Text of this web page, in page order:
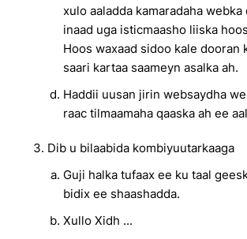
xulo aaladda kamaradaha webka
inaad uga isticmaasho liiska
Hoos waxaad sidoo kale dooran
saari kartaa saameyn asalka ah.
Haddii uusan jirin websaydha
raac tilmaamaha qaaska ah ee
Dib u bilaabida kombiyuutarkaaga
Guji halka tufaax ee ku taal
bidix ee shaashadda.
Xullo Xidh ...